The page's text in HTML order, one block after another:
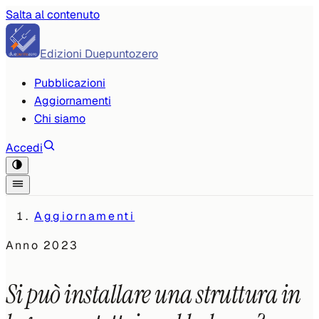
Salta al contenuto
Edizioni Duepuntozero
Pubblicazioni
Aggiornamenti
Chi siamo
Accedi
Aggiornamenti
Anno2023
Si può installare una struttura in